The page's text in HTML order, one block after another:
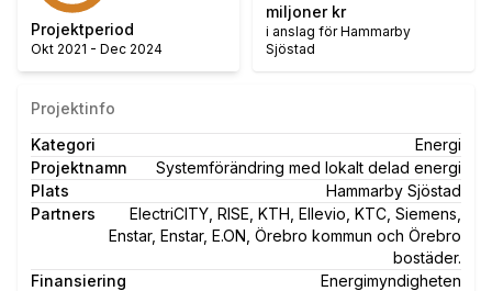
Projektperiod
Okt 2021 - Dec 2024
miljoner kr
i anslag för Hammarby
Sjöstad
Projektinfo
Kategori
Energi
Projektnamn
Systemförändring med lokalt delad energi
Plats
Hammarby Sjöstad
Partners
ElectriCITY, RISE, KTH, Ellevio, KTC, Siemens,
Enstar, Enstar, E.ON, Örebro kommun och Örebro
bostäder.
Finansiering
Energimyndigheten